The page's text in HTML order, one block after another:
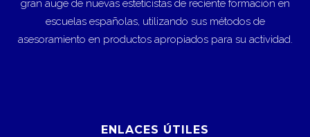
gran auge de nuevas esteticistas de reciente formación en
escuelas españolas, utilizando sus métodos de
asesoramiento en productos apropiados para su actividad.
ENLACES ÚTILES